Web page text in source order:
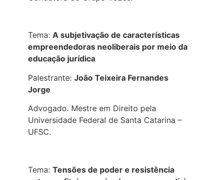
Tema: A subjetivação de características
empreendedoras neoliberais por meio da
educação jurídica
Palestrante: João Teixeira Fernandes
Jorge
Advogado. Mestre em Direito pela
Universidade Federal de Santa Catarina –
UFSC.
Tema: Tensões de poder e resistência